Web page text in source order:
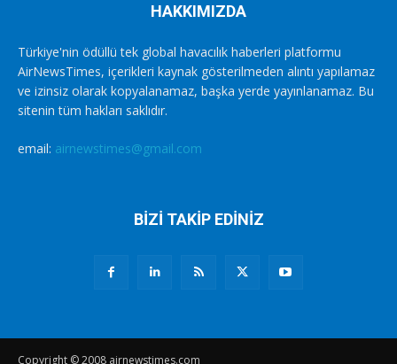
HAKKIMIZDA
Türkiye'nin ödüllü tek global havacılık haberleri platformu
AirNewsTimes, içerikleri kaynak gösterilmeden alıntı yapılamaz
ve izinsiz olarak kopyalanamaz, başka yerde yayınlanamaz. Bu
sitenin tüm hakları saklıdır.
email: airnewstimes@gmail.com
BİZİ TAKİP EDİNİZ
Copyright © 2008 airnewstimes.com